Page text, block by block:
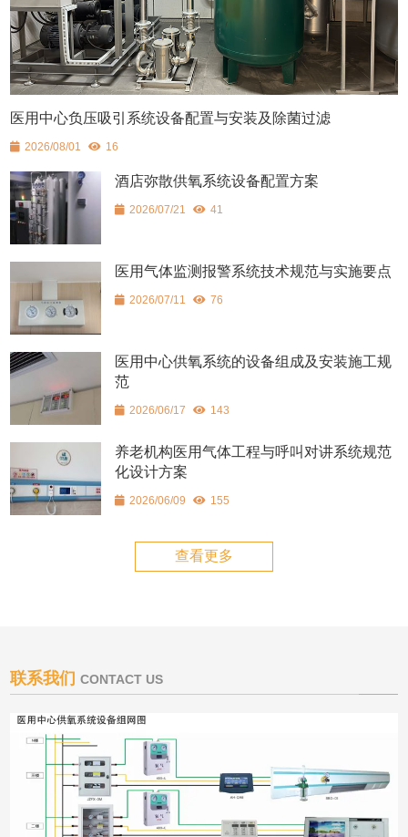
医用中心负压吸引系统设备配置与安装及除菌过滤
2026/08/01 16
酒店弥散供氧系统设备配置方案
2026/07/21 41
医用气体监测报警系统技术规范与实施要点
2026/07/11 76
医用中心供氧系统的设备组成及安装施工规
范
2026/06/17 143
养老机构医用气体工程与呼叫对讲系统规范
化设计方案
2026/06/09 155
查看更多
联系我们 CONTACT US